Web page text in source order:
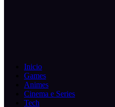
Inicio
Games
Animes
Cinema e Series
Tech